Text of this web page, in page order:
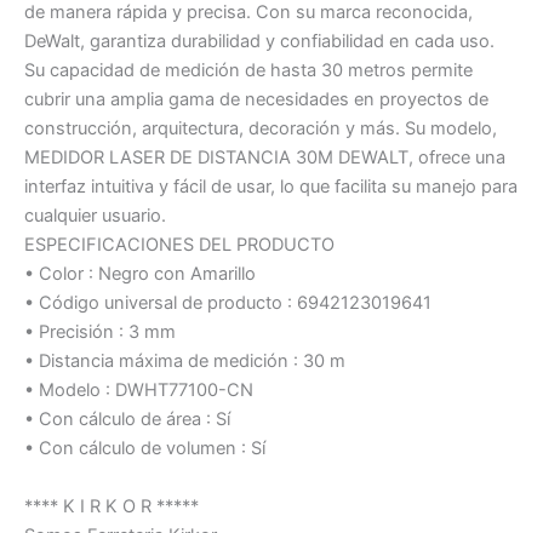
de manera rápida y precisa. Con su marca reconocida,
DeWalt, garantiza durabilidad y confiabilidad en cada uso.
Su capacidad de medición de hasta 30 metros permite
cubrir una amplia gama de necesidades en proyectos de
construcción, arquitectura, decoración y más. Su modelo,
MEDIDOR LASER DE DISTANCIA 30M DEWALT, ofrece una
interfaz intuitiva y fácil de usar, lo que facilita su manejo para
cualquier usuario.
ESPECIFICACIONES DEL PRODUCTO
• Color : Negro con Amarillo
• Código universal de producto : 6942123019641
• Precisión : 3 mm
• Distancia máxima de medición : 30 m
• Modelo : DWHT77100-CN
• Con cálculo de área : Sí
• Con cálculo de volumen : Sí
**** K I R K O R *****